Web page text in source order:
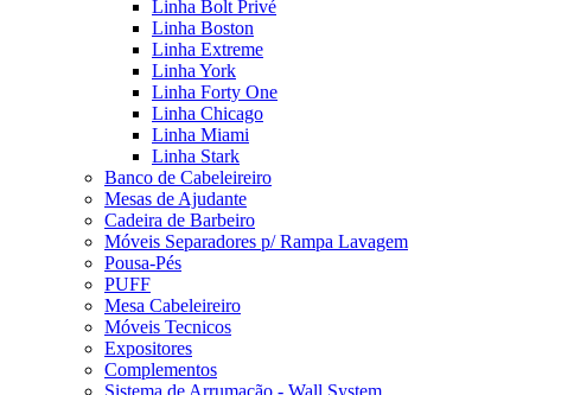
Linha Bolt Privé
Linha Boston
Linha Extreme
Linha York
Linha Forty One
Linha Chicago
Linha Miami
Linha Stark
Banco de Cabeleireiro
Mesas de Ajudante
Cadeira de Barbeiro
Móveis Separadores p/ Rampa Lavagem
Pousa-Pés
PUFF
Mesa Cabeleireiro
Móveis Tecnicos
Expositores
Complementos
Sistema de Arrumação - Wall System